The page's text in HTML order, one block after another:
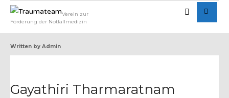
Verein zur
Förderung der Notfallmedizin
Written by Admin
Gayathiri Tharmaratnam